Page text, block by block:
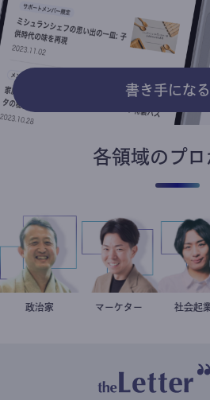
書き手になる
各領域のプロ
小坂英二
政治家 室谷良平
マーケター 駒
社会